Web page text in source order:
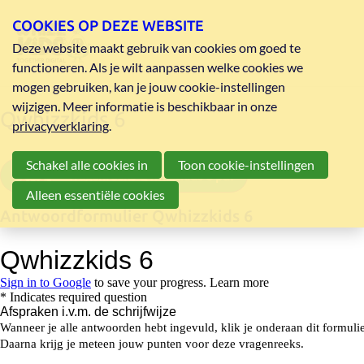
Qwhizzkids 6
vragenreeks Qwhizzkids 6 pdf
COOKIES OP DEZE WEBSITE
Deze website maakt gebruik van cookies om goed te
functioneren. Als je wilt aanpassen welke cookies we
mogen gebruiken, kan je jouw cookie-instellingen
wijzigen. Meer informatie is beschikbaar in onze
privacyverklaring.
Schakel alle cookies in
Toon cookie-instellingen
Alleen essentiële cookies